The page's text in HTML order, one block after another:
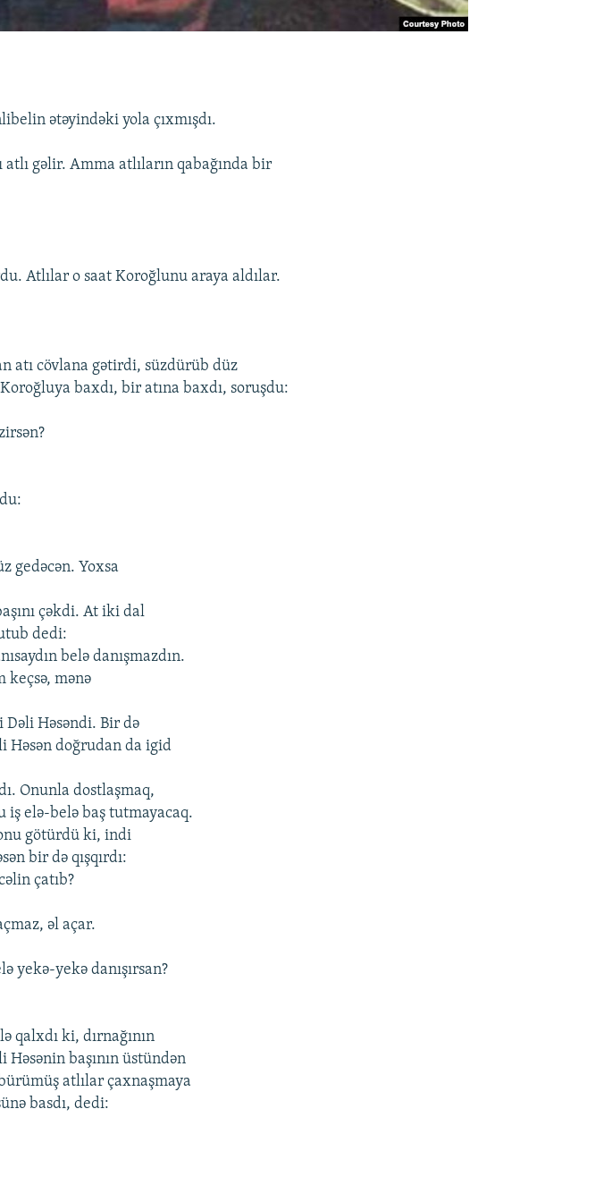
ətəyindəki yola çıxmışdı.
gəlir. Amma atlıların qabağında bir
Atlılar o saat Koroğlunu araya aldılar.
atı cövlana gətirdi, süzdürüb düz
baxdı, bir atına baxdı, soruşdu:
gedəcən. Yoxsa
çəkdi. At iki dal
dedi:
belə danışmazdın.
keçsə, mənə
Dəli Həsəndi. Bir də
Həsən doğrudan da igid
Onunla dostlaşmaq,
elə-belə baş tutmayacaq.
götürdü ki, indi
bir də qışqırdı:
çatıb?
əl açar.
yekə-yekə danışırsan?
qalxdı ki, dırnağının
başının üstündən
atlılar çaxnaşmaya
basdı, dedi: